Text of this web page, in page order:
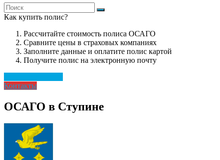
Как купить полис?
Рассчитайте стоимость полиса ОСАГО
Сравните цены в страховых компаниях
Заполните данные и оплатите полис картой
Получите полис на электронную почту
Контакты
ОСАГО в Ступине